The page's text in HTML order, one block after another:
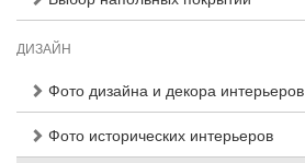
ДИЗАЙН
Фото дизайна и декора интерьеров
Фото исторических интерьеров